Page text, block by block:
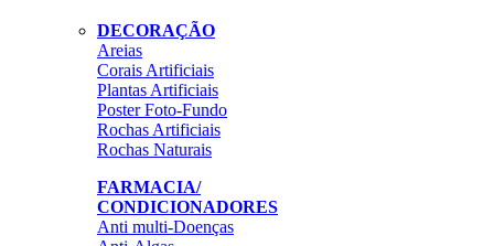
DECORAÇÃO
Areias
Corais Artificiais
Plantas Artificiais
Poster Foto-Fundo
Rochas Artificiais
Rochas Naturais
FARMACIA/
CONDICIONADORES
Anti multi-Doenças